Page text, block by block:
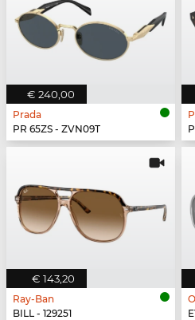
€ 240,00
Prada
PR 65ZS - ZVN09T
€ 143,20
Ray-Ban
BILL - 129251